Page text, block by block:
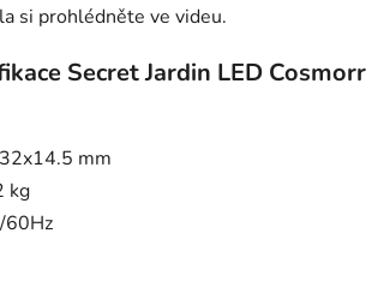
si prohlédněte ve videu.
Secret Jardin LED
mm
kg
60Hz